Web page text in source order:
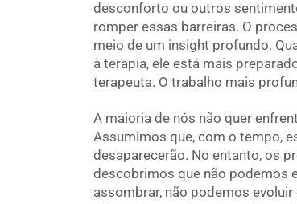
desconforto ou outros
romper essas barreiras. O
meio de um insight profundo.
à terapia, ele está mais
terapeuta. O trabalho mais
A maioria de nós não quer
Assumimos que, com o tempo,
desaparecerão. No entanto, os
descobrimos que não podemos
assombrar, não podemos